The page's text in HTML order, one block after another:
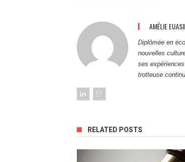
AMÉLIE
Diplômée en
nouvelles
ses
trotteuse
RELATED POSTS